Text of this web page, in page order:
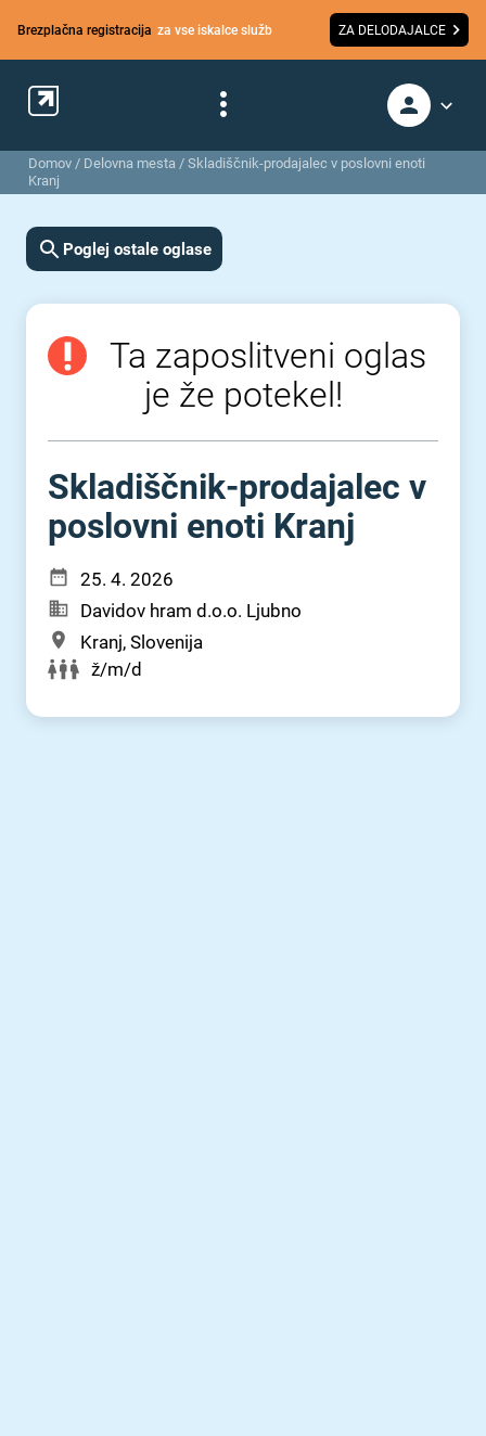
Brezplačna registracija za vse iskalce služb ZA DELODAJALCE
Domov / Delovna mesta / Skladiščnik-prodajalec v poslovni enoti
Kranj
Poglej ostale oglase
Ta zaposlitveni oglas
je že potekel!
Skladiščnik-prodajalec v
poslovni enoti Kranj
25. 4. 2026
Davidov hram d.o.o. Ljubno
Kranj, Slovenija
ž/m/d